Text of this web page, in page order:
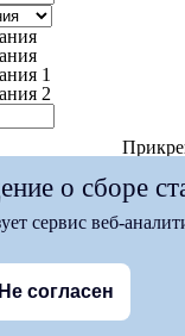
1
2
Политики
ближайшее время
о сборе
сервис веб-
Не согласен